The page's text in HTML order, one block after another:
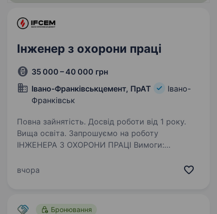
Інженер з охорони праці
35 000 – 40 000 грн
Івано-Франківськцемент, ПрАТ
Івано-
Франківськ
Повна зайнятість. Досвід роботи від 1 року.
Вища освіта. Запрошуємо на роботу
ІНЖЕНЕРА З ОХОРОНИ ПРАЦІ Вимоги:
має відповідний посаді напрямок); вільне
вчора
Бронювання